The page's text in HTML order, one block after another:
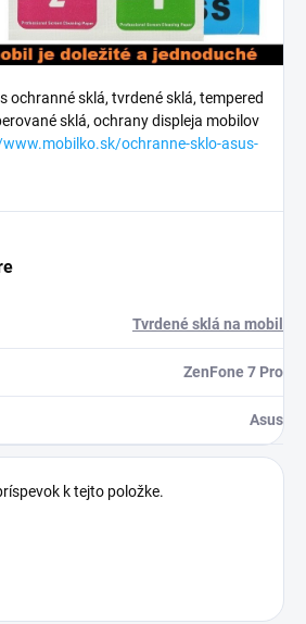
ochranné sklá, tvrdené sklá, tempered
sklá, ochrany displeja mobilov
ochranne-sklo-asus-
Tvrdené sklá na mobil
ZenFone 7 Pro
Asus
k tejto položke.